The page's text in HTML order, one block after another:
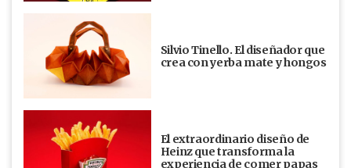
Silvio Tinello. El diseñador que
crea con yerba mate y hongos
El extraordinario diseño de
Heinz que transforma la
experiencia de comer papas